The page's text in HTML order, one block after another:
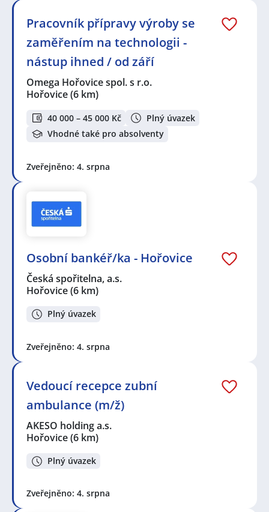
Pracovník přípravy výroby se
zaměřením na technologii -
nástup ihned / od září
Omega Hořovice spol. s r.o.
Hořovice(6 km)
40 000 – 45 000 Kč
Plný úvazek
Vhodné také pro absolventy
Zveřejněno: 4. srpna
Osobní bankéř/ka - Hořovice
Česká spořitelna, a.s.
Hořovice(6 km)
Plný úvazek
Zveřejněno: 4. srpna
Vedoucí recepce zubní
ambulance (m/ž)
AKESO holding a.s.
Hořovice(6 km)
Plný úvazek
Zveřejněno: 4. srpna